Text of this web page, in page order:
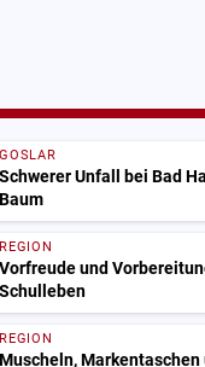
GOSLAR
Schwerer Unfall bei Bad
Baum
REGION
Vorfreude und
Schulleben
REGION
Muscheln,